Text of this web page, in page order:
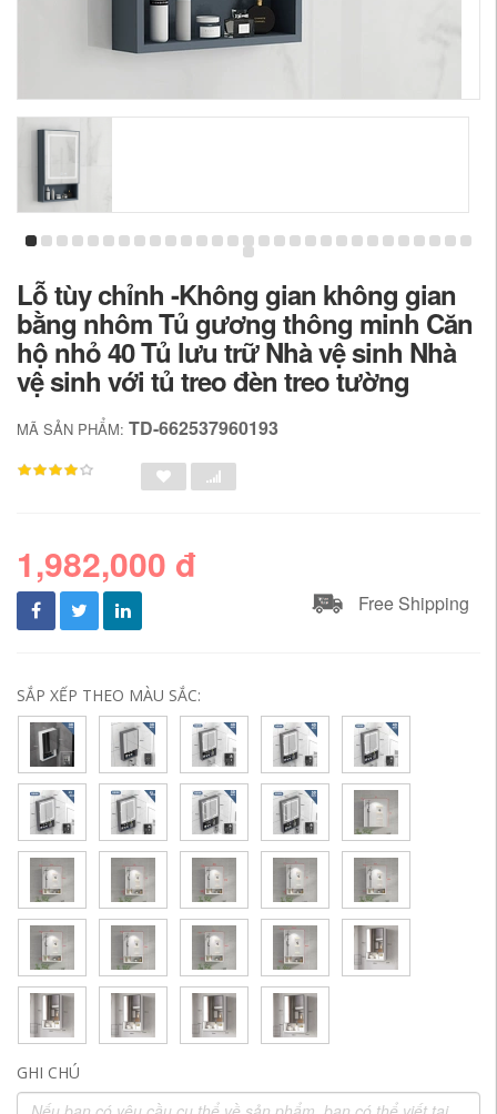
Lỗ tùy chỉnh -Không gian không gian
bằng nhôm Tủ gương thông minh Căn
hộ nhỏ 40 Tủ lưu trữ Nhà vệ sinh Nhà
vệ sinh với tủ treo đèn treo tường
MÃ SẢN PHẨM: TD-662537960193
1,982,000 đ
Free Shipping
SẮP XẾP THEO MÀU SẮC:
GHI CHÚ